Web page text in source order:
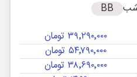
BB
۳۹٬۲۹۰٬۰۰۰ تومان
۵۴٬۷۹۰٬۰۰۰ تومان
۳۸٬۶۹۰٬۰۰۰ تومان